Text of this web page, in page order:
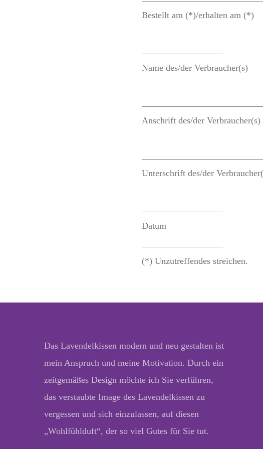
Bestellt am (*)/erhalten am (*)
Name des/der Verbraucher(s)
Anschrift des/der Verbraucher(s)
Unterschrift des/der
Datum
(*) Unzutreffendes streichen.
Das Lavendelkissen modern und neu gestalten ist
mein Anspruch und meine Motivation. Durch ein
zeitgemäßes Design möchte ich Sie verführen,
das verstaubte Image des Lavendelkissen zu
vergessen und sich einzulassen, auf diesen
„Wohlfühlduft“, der so viel Gutes für Sie tut.